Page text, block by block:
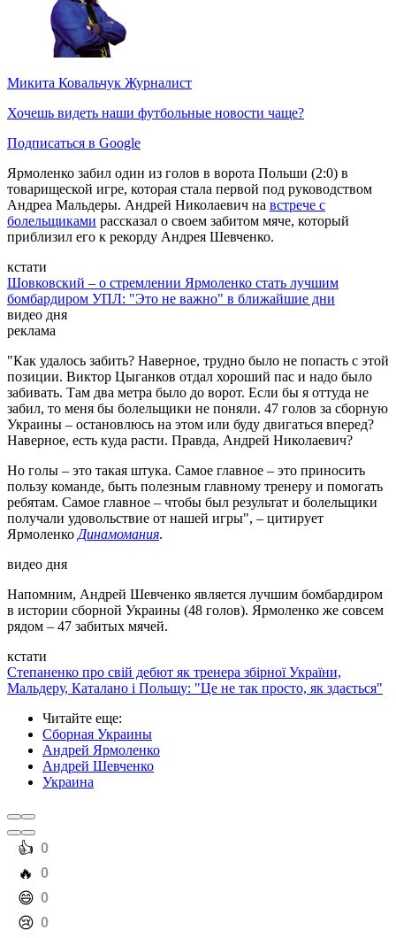
Микита Ковальчук Журналист
Хочешь видеть наши футбольные новости чаще?
Подписаться в Google
Ярмоленко забил один из голов в ворота Польши (2:0) в
товарищеской игре, которая стала первой под руководством
Андреа Мальдеры. Андрей Николаевич на встрече с
болельщиками рассказал о своем забитом мяче, который
приблизил его к рекорду Андрея Шевченко.
кстати
Шовковский – о стремлении Ярмоленко стать лучшим
бомбардиром УПЛ: "Это не важно" в ближайшие дни
видео дня
реклама
"Как удалось забить? Наверное, трудно было не попасть с этой
позиции. Виктор Цыганков отдал хороший пас и надо было
забивать. Там два метра было до ворот. Если бы я оттуда не
забил, то меня бы болельщики не поняли. 47 голов за сборную
Украины – остановлюсь на этом или буду двигаться вперед?
Наверное, есть куда расти. Правда, Андрей Николаевич?
Но голы – это такая штука. Самое главное – это приносить
пользу команде, быть полезным главному тренеру и помогать
ребятам. Самое главное – чтобы был результат и болельщики
получали удовольствие от нашей игры", – цитирует
Ярмоленко Динамомания.
видео дня
Напомним, Андрей Шевченко является лучшим бомбардиром
в истории сборной Украины (48 голов). Ярмоленко же совсем
рядом – 47 забитых мячей.
кстати
Степаненко про свій дебют як тренера збірної України,
Мальдеру, Каталано і Польщу: "Це не так просто, як здається"
Читайте еще:
Сборная Украины
Андрей Ярмоленко
Андрей Шевченко
Украина
️👍 0
️🔥 0
️😄 0
️😢 0